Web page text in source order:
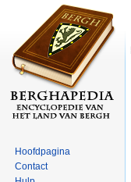
Hoofdpagina
Contact